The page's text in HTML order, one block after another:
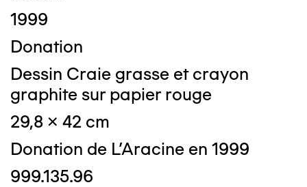
1999
Donation
Dessin Craie grasse et crayon
graphite sur papier rouge
29,8 x 42 cm
Donation de L'Aracine en 1999
999.135.96